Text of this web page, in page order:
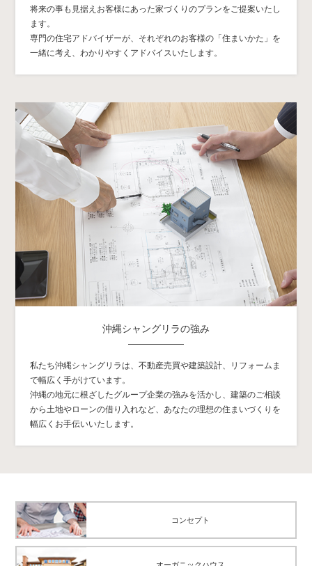
将来の事も見据えお客様にあった家づくりのプランをご提案いたし
ます。
専門の住宅アドバイザーが、それぞれのお客様の「住まいかた」を
一緒に考え、わかりやすくアドバイスいたします。
沖縄シャングリラの強み
私たち沖縄シャングリラは、不動産売買や建築設計、リフォームま
で幅広く手がけています。
沖縄の地元に根ざしたグループ企業の強みを活かし、建築のご相談
から土地やローンの借り入れなど、あなたの理想の住まいづくりを
幅広くお手伝いいたします。
コンセプト